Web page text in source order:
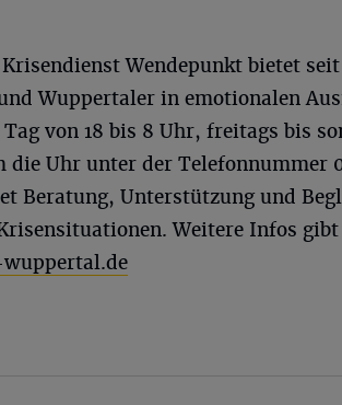
Wendepunkt bietet
Wuppertaler in emotionalen
von 18 bis 8 Uhr, freitags bis
die Uhr unter der Telefonnummer
Beratung, Unterstützung und
Weitere Infos